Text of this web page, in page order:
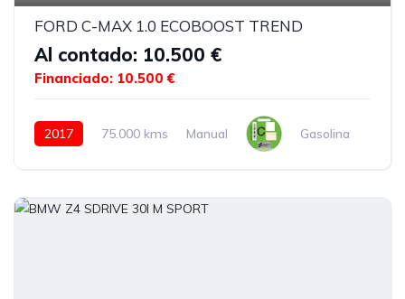
FORD C-MAX 1.0 ECOBOOST TREND
Al contado: 10.500 €
Financiado: 10.500 €
2017 75.000 kms Manual Gasolina